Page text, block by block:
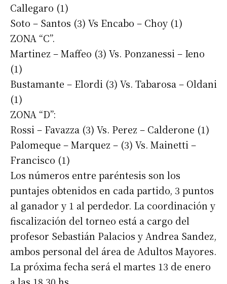
Callegaro (1)
Soto – Santos (3) Vs Encabo – Choy (1)
ZONA “C”.
Martinez – Maffeo (3) Vs. Ponzanessi – Ieno
(1)
Bustamante – Elordi (3) Vs. Tabarosa – Oldani
(1)
ZONA “D”:
Rossi – Favazza (3) Vs. Perez – Calderone (1)
Palomeque – Marquez – (3) Vs. Mainetti –
Francisco (1)
Los números entre paréntesis son los
puntajes obtenidos en cada partido, 3 puntos
al ganador y 1 al perdedor. La coordinación y
fiscalización del torneo está a cargo del
profesor Sebastián Palacios y Andrea Sandez,
ambos personal del área de Adultos Mayores.
La próxima fecha será el martes 13 de enero